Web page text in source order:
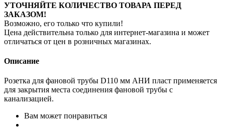
УТОЧНЯЙТЕ КОЛИЧЕСТВО ТОВАРА ПЕРЕД
ЗАКАЗОМ!
Возможно, его только что купили!
Цена действительна только для интернет-магазина и может
отличаться от цен в розничных магазинах.
Описание
Розетка для фановой трубы D110 мм АНИ пласт применяется
для закрытия места соединения фановой трубы с
канализацией.
Вам может понравиться